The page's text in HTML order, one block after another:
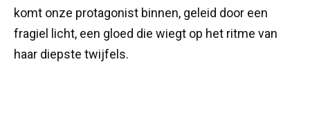
komt onze protagonist binnen, geleid door een
fragiel licht, een gloed die wiegt op het ritme van
haar diepste twijfels.